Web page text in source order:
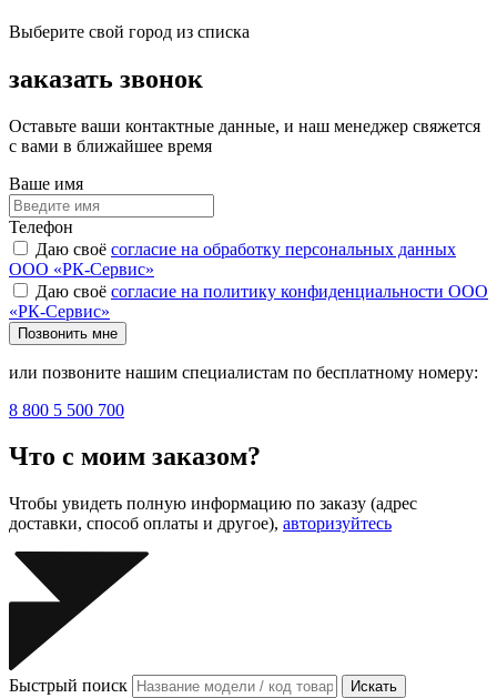
Выберите свой город из списка
заказать звонок
Оставьте ваши контактные данные, и наш менеджер свяжется
с вами в ближайшее время
Ваше имя
Телефон
Даю своё согласие на обработку персональных данных
ООО «РК-Сервис»
Даю своё согласие на политику конфиденциальности ООО
«РК-Сервис»
Позвонить мне
или позвоните нашим специалистам по бесплатному номеру:
8 800 5 500 700
Что с моим заказом?
Чтобы увидеть полную информацию по заказу (адрес
доставки, способ оплаты и другое), авторизуйтесь
Быстрый поиск Искать